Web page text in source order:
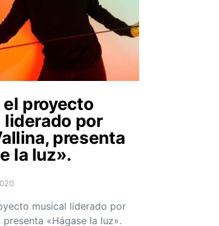
el proyecto
liderado por
presenta
la luz».
musical liderado por
presenta «Hágase la luz».